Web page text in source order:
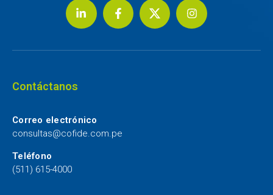
Contáctanos
Correo electrónico
consultas@cofide.com.pe
Teléfono
(511) 615-4000